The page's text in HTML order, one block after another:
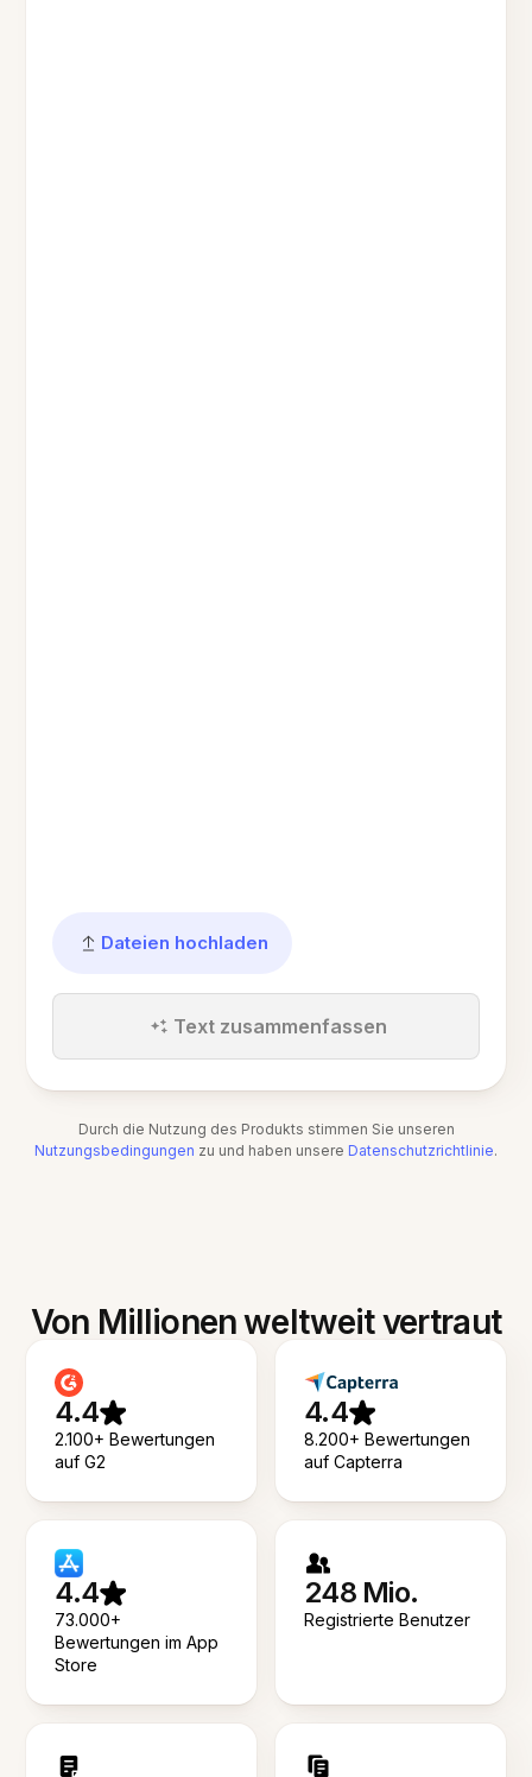
Dateien hochladen
Text zusammenfassen
Durch die Nutzung des Produkts stimmen Sie unseren
Nutzungsbedingungen zu und haben unsere Datenschutzrichtlinie.
Von Millionen weltweit vertraut
4.4
2.100+ Bewertungen
auf G2
4.4
8.200+ Bewertungen
auf Capterra
4.4
73.000+
Bewertungen im App
Store
248 Mio.
Registrierte Benutzer